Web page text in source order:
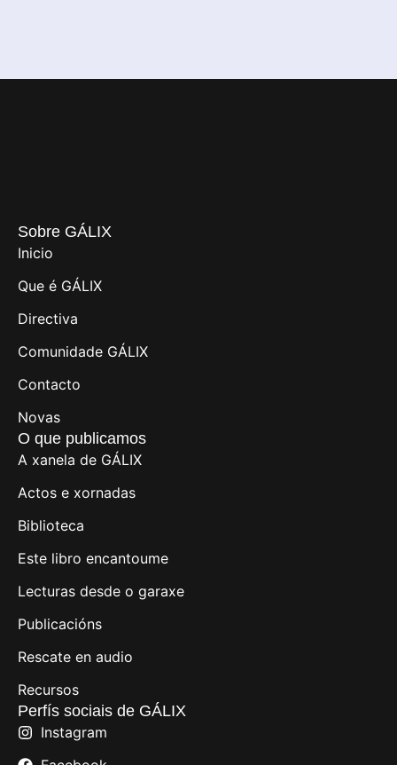
Sobre GÁLIX
Inicio
Que é GÁLIX
Directiva
Comunidade GÁLIX
Contacto
Novas
O que publicamos
A xanela de GÁLIX
Actos e xornadas
Biblioteca
Este libro encantoume
Lecturas desde o garaxe
Publicacións
Rescate en audio
Recursos
Perfís sociais de GÁLIX
Instagram